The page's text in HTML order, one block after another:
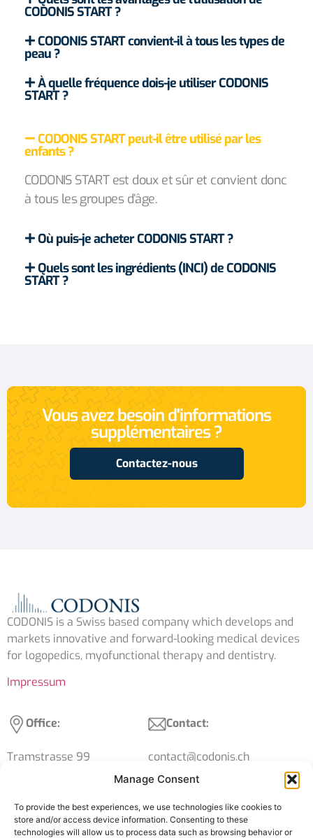
Manage Consent
To provide the best experiences, we use technologies like cookies to
store and/or access device information. Consenting to these
technologies will allow us to process data such as browsing behavior or
CODONIS START ?
CODONIS START convient-il à tous les types de
peau ?
À quelle fréquence dois-je utiliser CODONIS
START ?
CODONIS START peut-il être utilisé par les
enfants ?
CODONIS START est doux et sûr et convient donc
à tous les groupes d’âge.
Où puis-je acheter CODONIS START ?
Quels sont les ingrédients (INCI) de CODONIS
START ?
Vous avez besoin d'informations
supplémentaires ?
Contactez-nous
CODONIS is a Swiss based company which develops and
markets innovative and forward-looking medical devices
for logopedics, myofunctional therapy and dentistry.
Impressum
Office:
Tramstrasse 99
Contact:
contact@codonis.ch
+41 61 539 15 39